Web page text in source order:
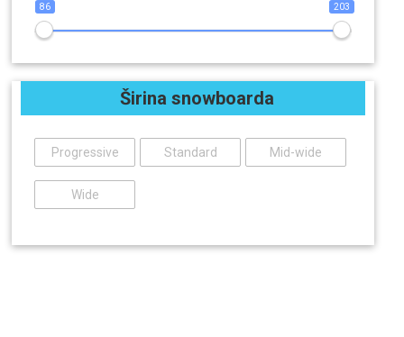
86 203
Širina snowboarda
Progressive Standard Mid-wide
Wide